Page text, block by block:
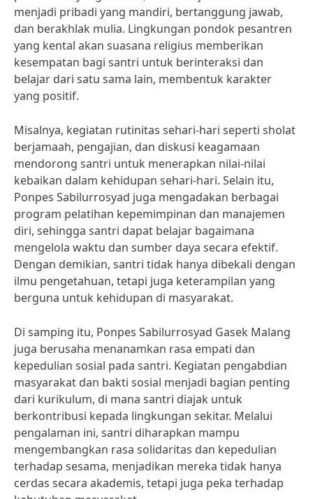
menjadi pribadi yang mandiri, bertanggung jawab,
dan berakhlak mulia. Lingkungan pondok pesantren
yang kental akan suasana religius memberikan
kesempatan bagi santri untuk berinteraksi dan
belajar dari satu sama lain, membentuk karakter
yang positif.
Misalnya, kegiatan rutinitas sehari-hari seperti sholat
berjamaah, pengajian, dan diskusi keagamaan
mendorong santri untuk menerapkan nilai-nilai
kebaikan dalam kehidupan sehari-hari. Selain itu,
Ponpes Sabilurrosyad juga mengadakan berbagai
program pelatihan kepemimpinan dan manajemen
diri, sehingga santri dapat belajar bagaimana
mengelola waktu dan sumber daya secara efektif.
Dengan demikian, santri tidak hanya dibekali dengan
ilmu pengetahuan, tetapi juga keterampilan yang
berguna untuk kehidupan di masyarakat.
Di samping itu, Ponpes Sabilurrosyad Gasek Malang
juga berusaha menanamkan rasa empati dan
kepedulian sosial pada santri. Kegiatan pengabdian
masyarakat dan bakti sosial menjadi bagian penting
dari kurikulum, di mana santri diajak untuk
berkontribusi kepada lingkungan sekitar. Melalui
pengalaman ini, santri diharapkan mampu
mengembangkan rasa solidaritas dan kepedulian
terhadap sesama, menjadikan mereka tidak hanya
cerdas secara akademis, tetapi juga peka terhadap